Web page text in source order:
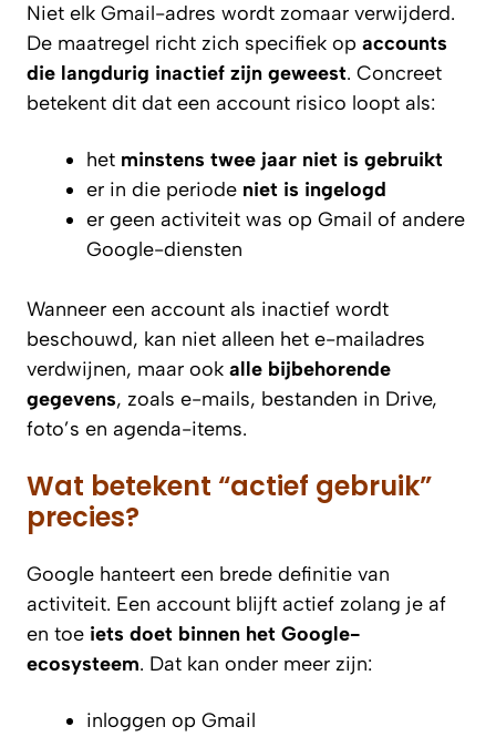
Niet elk Gmail-adres wordt zomaar verwijderd.
De maatregel richt zich specifiek op accounts
die langdurig inactief zijn geweest. Concreet
betekent dit dat een account risico loopt als:
het minstens twee jaar niet is gebruikt
er in die periode niet is ingelogd
er geen activiteit was op Gmail of andere
Google-diensten
Wanneer een account als inactief wordt
beschouwd, kan niet alleen het e-mailadres
verdwijnen, maar ook alle bijbehorende
gegevens, zoals e-mails, bestanden in Drive,
foto’s en agenda-items.
Wat betekent “actief gebruik”
precies?
Google hanteert een brede definitie van
activiteit. Een account blijft actief zolang je af
en toe iets doet binnen het Google-
ecosysteem. Dat kan onder meer zijn:
inloggen op Gmail